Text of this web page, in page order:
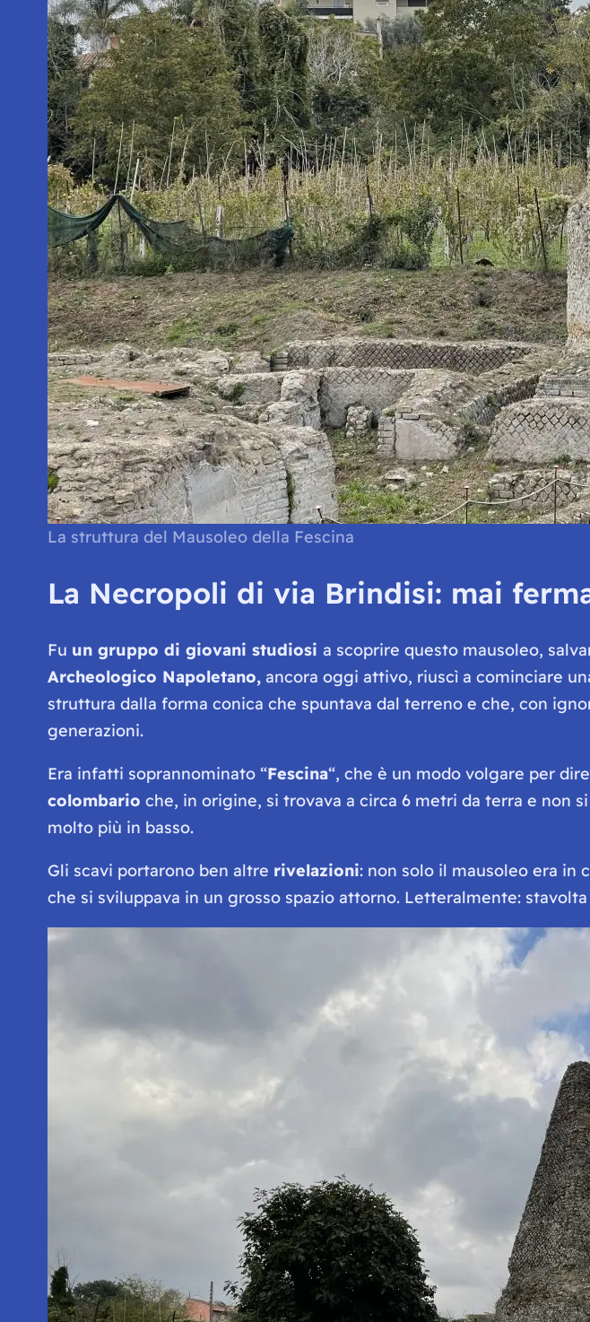
La struttura del Mausoleo della Fescina
La Necropoli di via Brindisi: mai
Fu un gruppo di giovani studiosi a scoprire questo mausoleo,
Archeologico Napoletano,ancora oggi attivo, riuscì a cominciare
struttura dalla forma conica che spuntava dal terreno e che, con
generazioni.
Era infatti soprannominato “Fescina“, che è un modo volgare per
colombario che, in origine, si trovava a circa 6 metri da terra e non
molto più in basso.
Gli scavi portarono ben altre rivelazioni: non solo il mausoleo era in
che si sviluppava in un grosso spazio attorno. Letteralmente: